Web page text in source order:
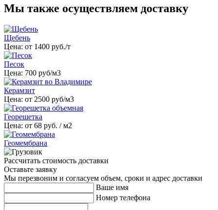
Мы также осуществляем доставку
Щебень
Цена: от 1400 руб./т
Песок
Цена: 700 руб/м3
Керамзит
Цена: от 2500 руб/м3
Георешетка
Цена: от 68 руб. / м2
Геомембрана
Рассчитать стоимость доставки
Оставьте заявку
Мы перезвоним и согласуем объем, сроки и адрес доставки
Ваше имя
Номер телефона